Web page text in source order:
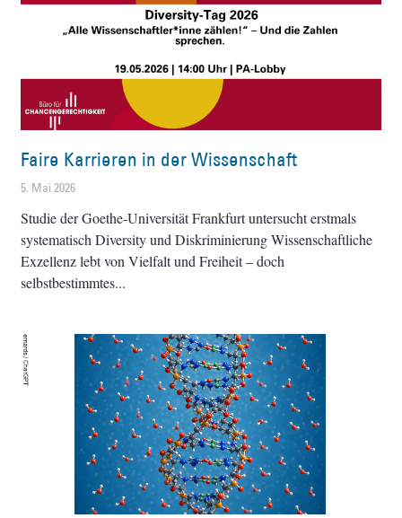
Faire Karrieren in der Wissenschaft
5. Mai 2026
Studie der Goethe-Universität Frankfurt untersucht erstmals
systematisch Diversity und Diskriminierung Wissenschaftliche
Exzellenz lebt von Vielfalt und Freiheit – doch
selbstbestimmtes